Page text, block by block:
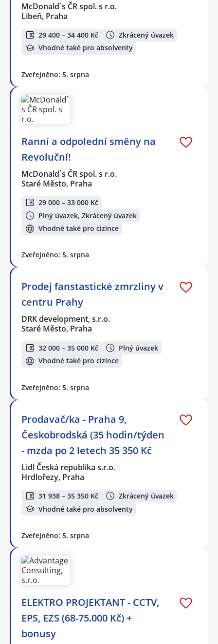
McDonald`s ČR spol. s r.o.
Libeň, Praha
29 400 – 34 400 Kč
Zkrácený úvazek
Vhodné také pro absolventy
Zveřejněno: 5. srpna
Ranní a odpolední směny na
Revoluční!
McDonald`s ČR spol. s r.o.
Staré Město, Praha
29 000 – 33 000 Kč
Plný úvazek, Zkrácený úvazek
Vhodné také pro cizince
Zveřejněno: 5. srpna
Prodej fanstastické zmrzliny v
centru Prahy
DRK development, s.r.o.
Staré Město, Praha
32 000 – 35 000 Kč
Plný úvazek
Vhodné také pro cizince
Zveřejněno: 5. srpna
Prodavač/ka - Praha 9,
Českobrodská (35 hodin/týden
- mzda po 2 letech 35 350 Kč
Lidl Česká republika s.r.o.
Hrdlořezy, Praha
31 938 – 35 350 Kč
Zkrácený úvazek
Vhodné také pro absolventy
Zveřejněno: 5. srpna
ELEKTRO PROJEKTANT - CCTV,
EPS, EZS (68-75.000 Kč) +
bonusy